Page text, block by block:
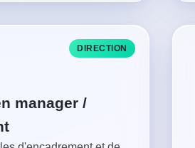
DIRECTION
manager /